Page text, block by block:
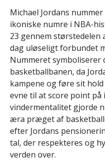
Michael Jordans
ikoniske numre i NBA-
23 gennem
dag uløseligt forbundet
Nummeret symboliserer
basketballbanen, da
kampene og føre sit
evne til at score point på
vindermentalitet gjorde
æra præget af
efter Jordans
tal, der respekteres og
verden over.